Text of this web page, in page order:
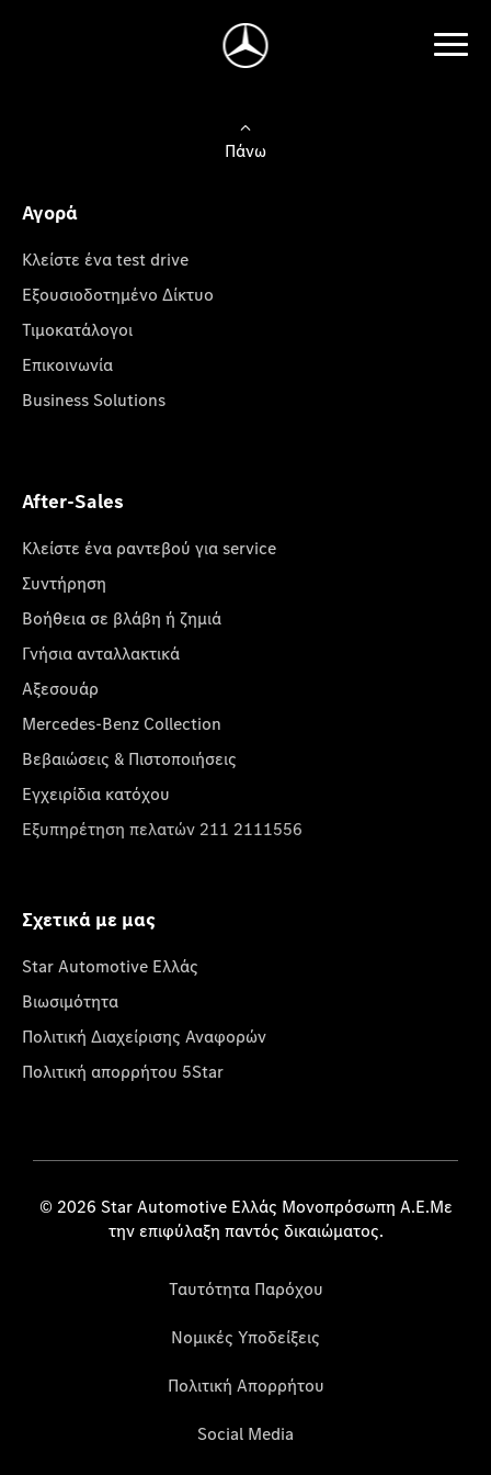
Πάνω
Αγορά
Κλείστε ένα test drive
Εξουσιοδοτημένο Δίκτυο
Τιμοκατάλογοι
Επικοινωνία
Business Solutions
After-Sales
Κλείστε ένα ραντεβού για service
Συντήρηση
Βοήθεια σε βλάβη ή ζημιά
Γνήσια ανταλλακτικά
Αξεσουάρ
Mercedes-Benz Collection
Βεβαιώσεις & Πιστοποιήσεις
Εγχειρίδια κατόχου
Εξυπηρέτηση πελατών 211 2111556
Σχετικά με μας
Star Automotive Ελλάς
Βιωσιμότητα
Πολιτική Διαχείρισης Αναφορών
Πολιτική απορρήτου 5Star
© 2026 Star Automotive Ελλάς Μονοπρόσωπη Α.Ε.Με
την επιφύλαξη παντός δικαιώματος.
Ταυτότητα Παρόχου
Νομικές Υποδείξεις
Πολιτική Απορρήτου
Social Media